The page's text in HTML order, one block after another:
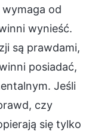
od
wynieść.
są prawdami,
posiadać,
Jeśli
czy
się tylko